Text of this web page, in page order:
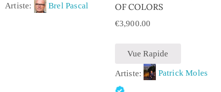
Artiste:
Brel Pascal
OF COLORS
€3,900.00
Vue Rapide
Artiste: Patrick Moles